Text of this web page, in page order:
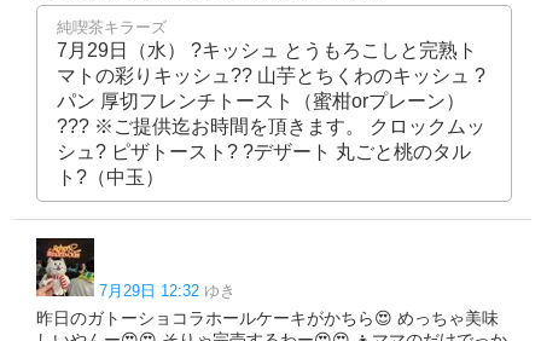
純喫茶キラーズ
7月29日（水） ?キッシュ とうもろこしと完熟ト
マトの彩りキッシュ?? 山芋とちくわのキッシュ ?
パン 厚切フレンチトースト（蜜柑orプレーン）
??? ※ご提供迄お時間を頂きます。 クロックムッ
シュ? ピザトースト? ?デザート 丸ごと桃のタル
ト?（中玉）
7月29日 12:32 ゆき
昨日のガトーショコラホールケーキがかちら😍 めっちゃ美味